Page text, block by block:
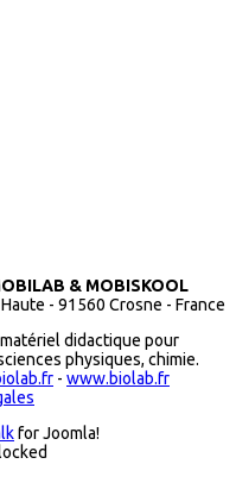
& MOBISKOOL
- 91560 Crosne - France
didactique pour
physiques, chimie.
- www.biolab.fr
for Joomla!